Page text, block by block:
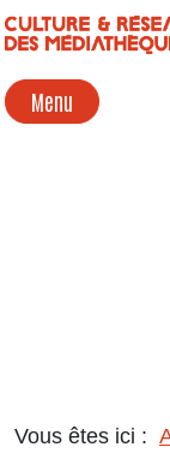
Menu
Vous êtes ici :
Panneau de